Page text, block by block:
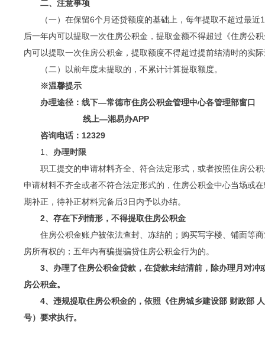
二、 注意事项
（一）在保留6个月还贷额度的基础上，每年提取不超过最
后一年内可以提取一次住房公积金，提取金额不得超过《住房公
内可以提取一次住房公积金，提取额度不得超过提前结清时的实
（二）以前年度未提取的，不累计计算提取额度。
※温馨提示
办理途径：线下—常德市住房公积金管理中心各管理部窗口
线上—湘易办APP
咨询电话：12329
1、 办理时限
职工提交的申请材料齐全、符合法定形式，或者按照住房公
申请材料不齐全或者不符合法定形式的，住房公积金中心当场或
期补正，待补正材料完备后3日内予以办结。
2、存在下列情形，不得提取住房公积金
住房公积金账户被依法查封、冻结的；购买写字楼、铺面等
房所有权的；五年内有骗提骗贷住房公积金行为的。
3、办理了住房公积金贷款，在贷款未结清前，除办理月对
房公积金。
4、违规提取住房公积金的，依照《住房城乡建设部 财政部
号）要求执行。